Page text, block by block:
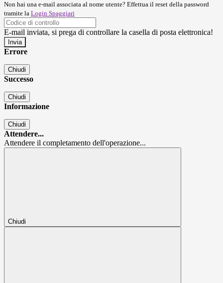
Non hai una e-mail associata al nome utente? Effettua il reset della password
tramite la Login Spaggiari
E-mail inviata, si prega di controllare la casella di posta elettronica!
Errore
Chiudi
Successo
Chiudi
Informazione
Chiudi
Attendere...
Attendere il completamento dell'operazione...
Chiudi